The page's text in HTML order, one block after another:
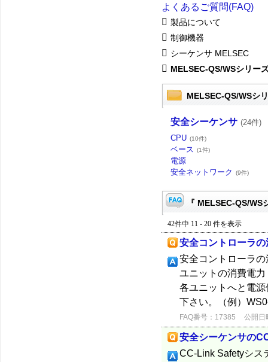
よくあるご質問(FAQ)
製品について
制御機器
シーケンサ MELSEC
MELSEC-QS/WSシリー
MELSEC-QS/WSシ
安全シーケンサ (24件)
CPU (10件)
ベース (1件)
電源
安全ネットワーク
(9件)
『 MELSEC-QS/
42件中 11 - 20 件を表示
安全コントローラ
安全コントローラ
ユニットの消費電
各ユニットへと電
下さい。（例）
FAQ番号：17385 公開日
安全シーケンサの
CC-Link Safetyシス